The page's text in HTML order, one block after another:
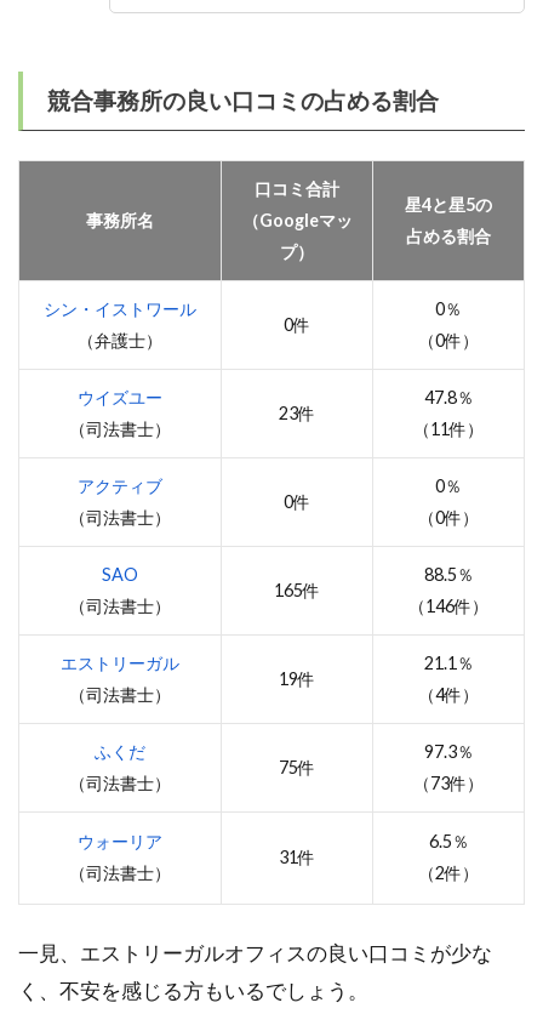
競合事務所の良い口コミの占める割合
事務所名
口コミ合計
（Googleマッ
プ）
星4と星5の
占める割合
シン・イストワール
（弁護士）
0件
0％
（0件）
ウイズユー
（司法書士）
23件
47.8％
（11件）
アクティブ
（司法書士）
0件
0％
（0件）
SAO
（司法書士）
165件
88.5％
（146件）
エストリーガル
（司法書士）
19件
21.1％
（4件）
ふくだ
（司法書士）
75件
97.3％
（73件）
ウォーリア
（司法書士）
31件
6.5％
（2件）
一見、エストリーガルオフィスの良い口コミが少な
く、不安を感じる方もいるでしょう。